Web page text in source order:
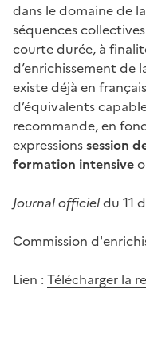
dans le domaine de
séquences
courte durée, à
d’enrichissement de
existe déjà en
d’équivalents
recommande, en
expressionssession
formation intensive
Journal officieldu 11
Commission
Lien : Télécharger la